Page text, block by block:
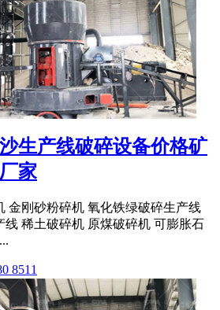
生产线破碎设备价格矿
家
金刚砂粉碎机 氧化铁绿破碎生产线
线 稀土破碎机 原煤破碎机 可膨胀石
8511